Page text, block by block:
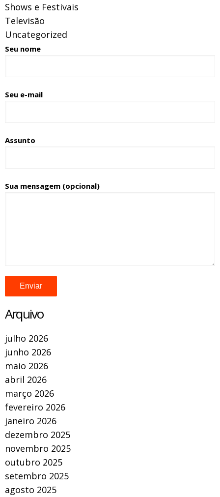
Shows e Festivais
Televisão
Uncategorized
Seu nome
Seu e-mail
Assunto
Sua mensagem (opcional)
Arquivo
julho 2026
junho 2026
maio 2026
abril 2026
março 2026
fevereiro 2026
janeiro 2026
dezembro 2025
novembro 2025
outubro 2025
setembro 2025
agosto 2025